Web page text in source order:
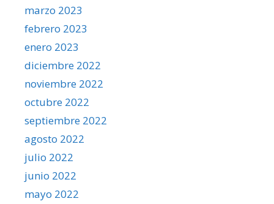
marzo 2023
febrero 2023
enero 2023
diciembre 2022
noviembre 2022
octubre 2022
septiembre 2022
agosto 2022
julio 2022
junio 2022
mayo 2022